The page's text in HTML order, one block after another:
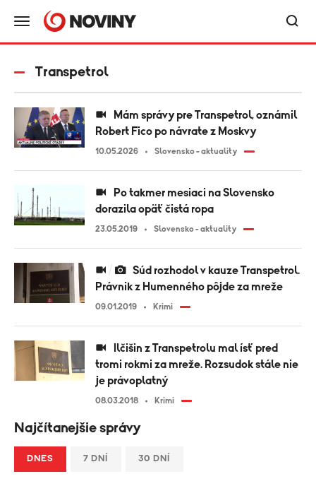
Transpetrol
Robert Fico po návrate z Moskvy
10.05.2026 Slovensko - aktuality
dorazila opäť čistá ropa
23.05.2019 Slovensko - aktuality
Právnik z Humenného pôjde za mreže
09.01.2019 Krimi
tromi rokmi za mreže. Rozsudok stále nie
je právoplatný
08.03.2018 Krimi
Najčítanejšie správy
DNES 7 DNÍ 30 DNÍ